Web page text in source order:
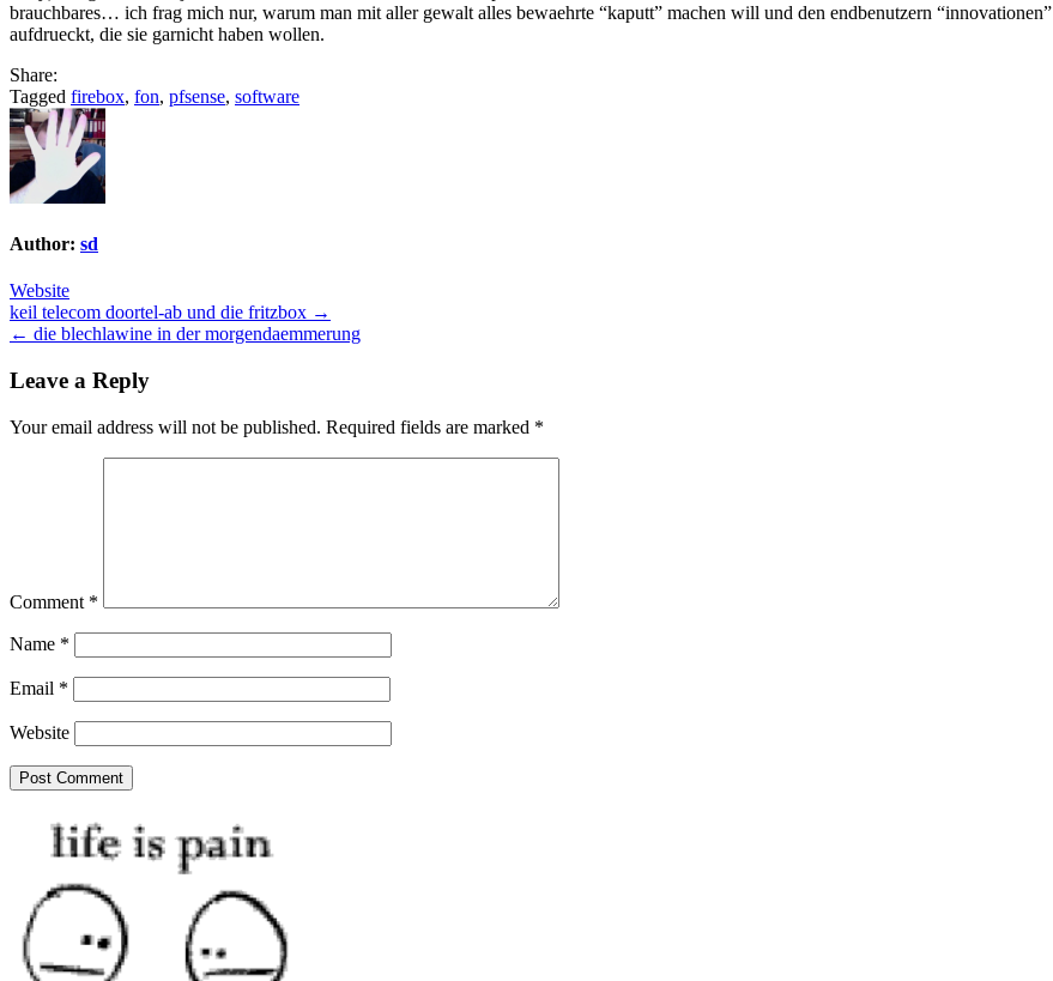
brauchbares… ich frag mich nur, warum man mit aller gewalt alles bewaehrte “kaputt” machen will und den endbenutzern “innovationen”
aufdrueckt, die sie garnicht haben wollen.
Share:
Tagged firebox, fon, pfsense, software
Author: sd
Website
Post
navigation
keil telecom doortel-ab und die fritzbox →
← die blechlawine in der morgendaemmerung
Leave a Reply
Your email address will not be published. Required fields are marked *
Comment *
Name *
Email *
Website